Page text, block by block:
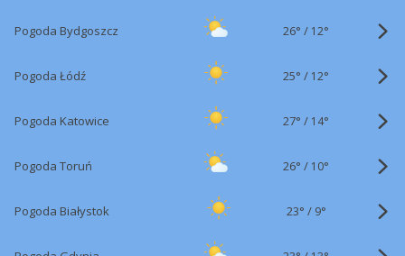
Pogoda Bydgoszcz 26° / 12°
Pogoda Łódź 25° / 12°
Pogoda Katowice 27° / 14°
Pogoda Toruń 26° / 10°
Pogoda Białystok 23° / 9°